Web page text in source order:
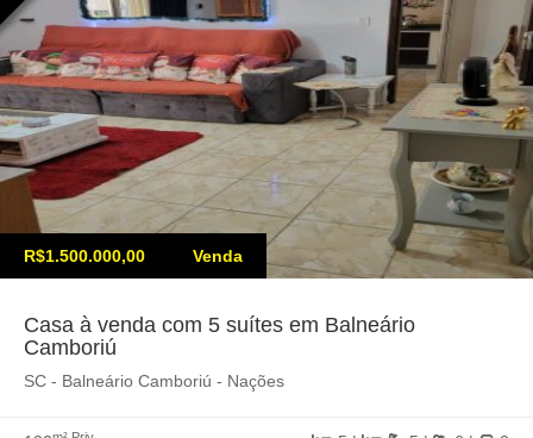
R$1.500.000,00 Venda
Casa à venda com 5 suítes em Balneário
Camboriú
SC - Balneário Camboriú - Nações